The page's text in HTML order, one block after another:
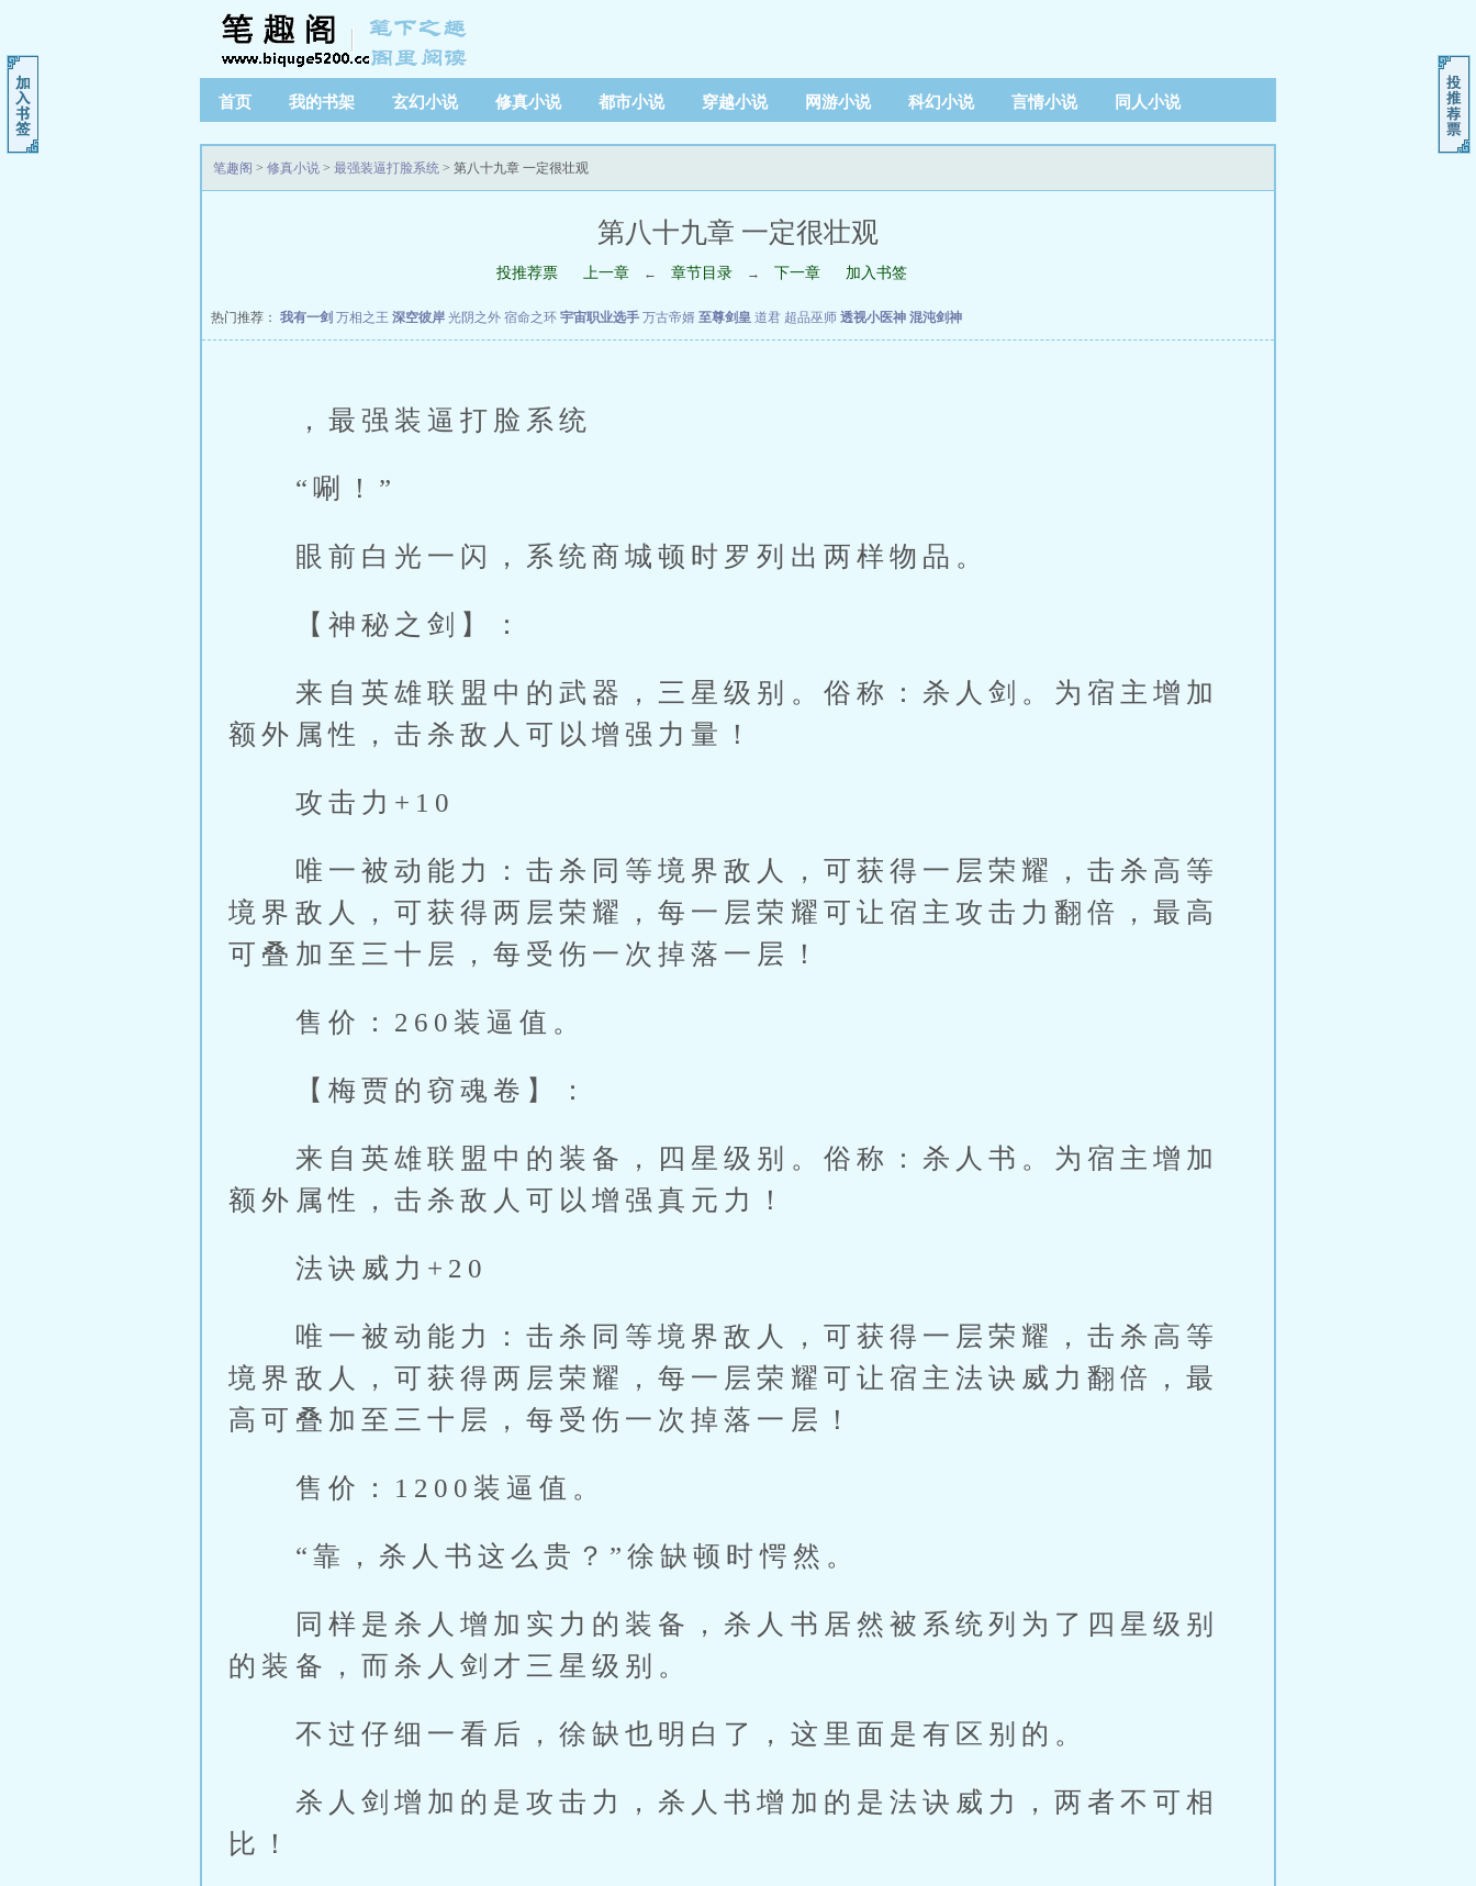
首页 我的书架 玄幻小说 修真小说 都市小说 穿越小说 网游小说 科幻小说 言情小说 同人小说
笔趣阁 > 修真小说 > 最强装逼打脸系统 > 第八十九章 一定很壮观
第八十九章 一定很壮观
投推荐票 上一章 ← 章节目录 → 下一章 加入书签
热门推荐： 我有一剑 万相之王 深空彼岸 光阴之外 宿命之环 宇宙职业选手 万古帝婿 至尊剑皇 道君 超品巫师 透视小医神 混沌剑神
，最强装逼打脸系统
“唰！”
眼前白光一闪，系统商城顿时罗列出两样物品。
【神秘之剑】：
来自英雄联盟中的武器，三星级别。俗称：杀人剑。为宿主增加
额外属性，击杀敌人可以增强力量！
攻击力+10
唯一被动能力：击杀同等境界敌人，可获得一层荣耀，击杀高等
境界敌人，可获得两层荣耀，每一层荣耀可让宿主攻击力翻倍，最高
可叠加至三十层，每受伤一次掉落一层！
售价：260装逼值。
【梅贾的窃魂卷】：
来自英雄联盟中的装备，四星级别。俗称：杀人书。为宿主增加
额外属性，击杀敌人可以增强真元力！
法诀威力+20
唯一被动能力：击杀同等境界敌人，可获得一层荣耀，击杀高等
境界敌人，可获得两层荣耀，每一层荣耀可让宿主法诀威力翻倍，最
高可叠加至三十层，每受伤一次掉落一层！
售价：1200装逼值。
“靠，杀人书这么贵？”徐缺顿时愕然。
同样是杀人增加实力的装备，杀人书居然被系统列为了四星级别
的装备，而杀人剑才三星级别。
不过仔细一看后，徐缺也明白了，这里面是有区别的。
杀人剑增加的是攻击力，杀人书增加的是法诀威力，两者不可相
比！